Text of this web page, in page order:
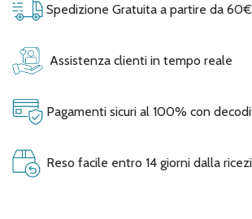
Spedizione Gratuita a partire da 60€
Assistenza clienti in tempo reale
Pagamenti sicuri al 100% con
Reso facile entro 14 giorni dalla